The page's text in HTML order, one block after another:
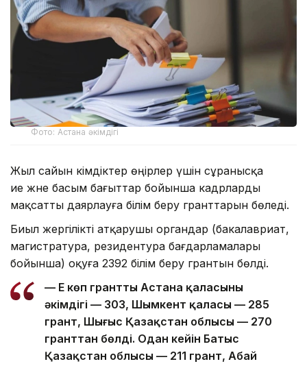
Фото: Астана әкімдігі
Жыл сайын әкімдіктер өңірлер үшін сұранысқа
ие және басым бағыттар бойынша кадрларды
мақсатты даярлауға білім беру гранттарын бөледі.
Биыл жергілікті атқарушы органдар (бакалавриат,
магистратура, резидентура бағдарламалары
бойынша) оқуға 2392 білім беру грантын бөлді.
— Ең көп грантты Астана қаласының
әкімдігі — 303, Шымкент қаласы — 285
грант, Шығыс Қазақстан облысы — 270
гранттан бөлді. Одан кейін Батыс
Қазақстан облысы — 211 грант, Абай